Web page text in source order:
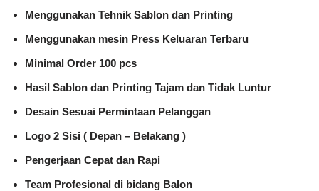
Menggunakan Tehnik Sablon dan Printing
Menggunakan mesin Press Keluaran Terbaru
Minimal Order 100 pcs
Hasil Sablon dan Printing Tajam dan Tidak Luntur
Desain Sesuai Permintaan Pelanggan
Logo 2 Sisi ( Depan – Belakang )
Pengerjaan Cepat dan Rapi
Team Profesional di bidang Balon